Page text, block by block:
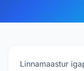
Linnamaastur